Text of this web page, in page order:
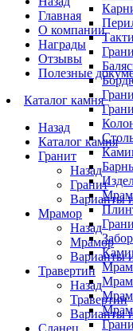
Главная
О компании
Награды
Отзывы
Полезные
Каталог камня
Назад
Каталог камня
Гранит
Назад
Гранит
Варианты
Мрамор
Назад
Мрамор
Варианты
Травертин
Назад
Травертин
Варианты
Сланец